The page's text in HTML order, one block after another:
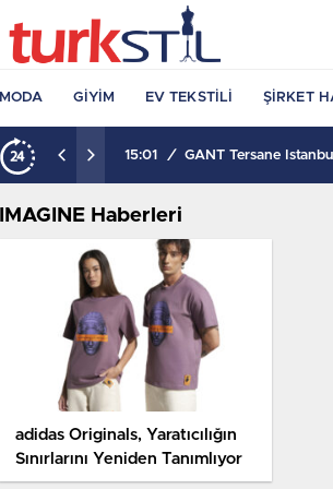
MODA GIYIM EV TEKSTILI ŞIRKET
15:01 / GANT Tersane
IMAGINE Haberleri
adidas Originals, Yaratıcılığın
Sınırlarını Yeniden Tanımlıyor